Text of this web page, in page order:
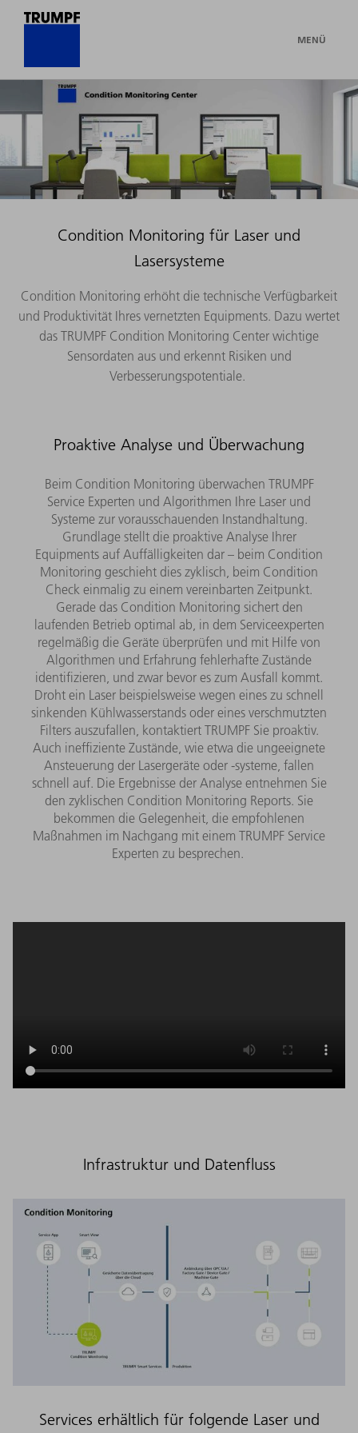
MENÜ
Condition Monitoring für Laser und
Lasersysteme
Condition Monitoring erhöht die technische Verfügbarkeit
und Produktivität Ihres vernetzten Equipments. Dazu wertet
das TRUMPF Condition Monitoring Center wichtige
Sensordaten aus und erkennt Risiken und
Verbesserungspotentiale.
Proaktive Analyse und Überwachung
Beim Condition Monitoring überwachen TRUMPF
Service Experten und Algorithmen Ihre Laser und
Systeme zur vorausschauenden Instandhaltung.
Grundlage stellt die proaktive Analyse Ihrer
Equipments auf Auffälligkeiten dar – beim Condition
Monitoring geschieht dies zyklisch, beim Condition
Check einmalig zu einem vereinbarten Zeitpunkt.
Gerade das Condition Monitoring sichert den
laufenden Betrieb optimal ab, in dem Serviceexperten
regelmäßig die Geräte überprüfen und mit Hilfe von
Algorithmen und Erfahrung fehlerhafte Zustände
identifizieren, und zwar bevor es zum Ausfall kommt.
Droht ein Laser beispielsweise wegen eines zu schnell
sinkenden Kühlwasserstands oder eines verschmutzten
Filters auszufallen, kontaktiert TRUMPF Sie proaktiv.
Auch ineffiziente Zustände, wie etwa die ungeeignete
Ansteuerung der Lasergeräte oder -systeme, fallen
schnell auf. Die Ergebnisse der Analyse entnehmen Sie
den zyklischen Condition Monitoring Reports. Sie
bekommen die Gelegenheit, die empfohlenen
Maßnahmen im Nachgang mit einem TRUMPF Service
Experten zu besprechen.
Infrastruktur und Datenfluss
Services erhältlich für folgende Laser und